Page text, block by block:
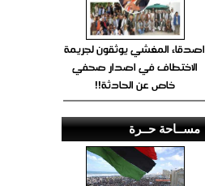
اصدقاء المغشي يوثقون لجريمة
الاختطاف في اصدار صحفي
خاص عن الحادثة!!
مســاحة حــرة